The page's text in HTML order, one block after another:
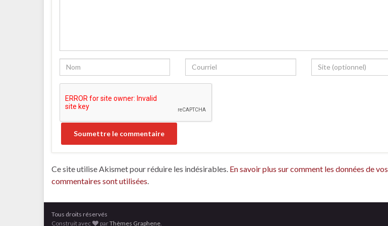
Ce site utilise Akismet pour réduire les indésirables. En savoir plus sur comment les données de vos
commentaires sont utilisées
Tous droits réservés
Construit avec
parThèmes Graphene